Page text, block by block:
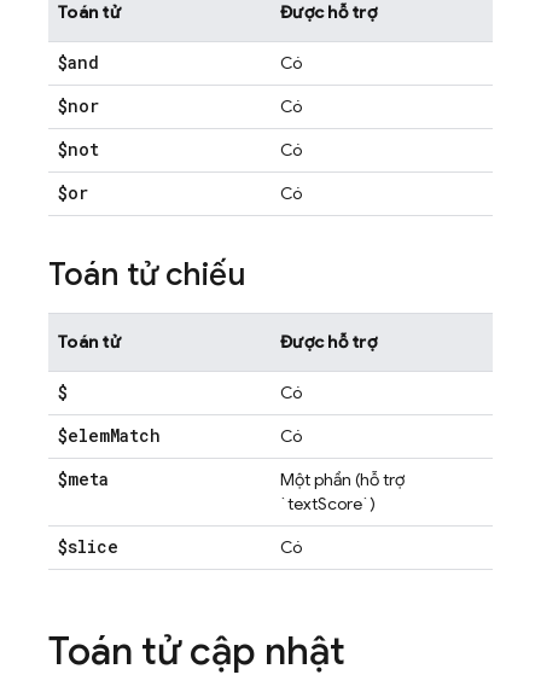
Toán tử Được hỗ trợ
$and Có
$nor Có
$not Có
$or Có
Toán tử chiếu
Toán tử Được hỗ trợ
$ Có
$elemMatch Có
$meta
Một phần (hỗ trợ
`textScore`)
$slice Có
Toán tử cập nhật